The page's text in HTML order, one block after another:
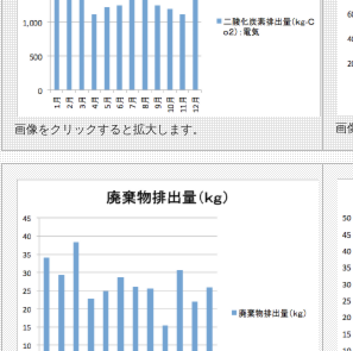
画像をクリックすると拡大します。 画